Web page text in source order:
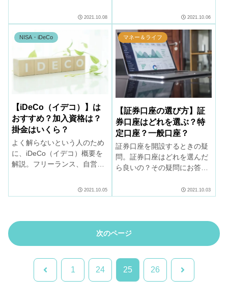
ファンドの積立を始めて見ま
せんか。
2021.10.08
NISAをおすすめ。資産運用に
NISAを活用しましょう。
2021.10.06
NISA・iDeCo
【iDeCo（イデコ）】は
おすすめ？加入資格は？
掛金はいくら？
よく解らないという人のため
に、iDeCo（イデコ）概要を
解説。フリーランス、自営業
まず資料請求して情報を集め
2021.10.05
マネー＆ライフ
【証券口座の選び方】証
券口座はどれを選ぶ？特
定口座？一般口座？
証券口座を開設するときの疑
問。証券口座はどれを選んだ
ら良いの？その疑問にお答え
がない人や初心者には特定口
2021.10.03
次のページ
前 1 24 25 26 次